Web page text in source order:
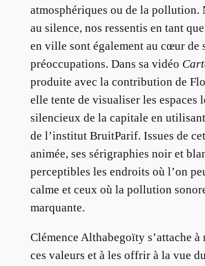
atmosphériques ou de la pollution.
au silence, nos ressentis en tant
en ville sont également au cœur de
préoccupations. Dans sa vidéo
produite avec la contribution de
elle tente de visualiser les espaces
silencieux de la capitale en
de l’institut BruitParif. Issues de
animée, ses sérigraphies noir et
perceptibles les endroits où l’on
calme et ceux où la pollution
marquante.
Clémence Althabegoïty s’attache à
ces valeurs et à les offrir à la vue